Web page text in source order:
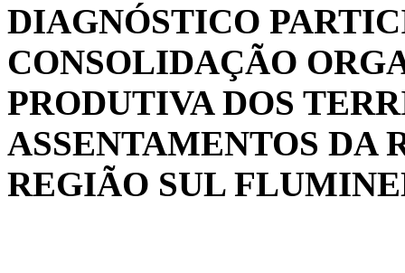
DIAGNÓSTICO
CONSOLIDAÇÃO
PRODUTIVA DOS
ASSENTAMENTOS DA
REGIÃO SUL